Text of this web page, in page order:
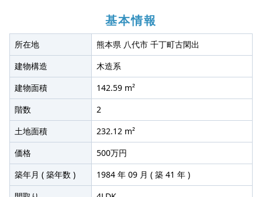
基本情報
所在地
熊本県 八代市 千丁町古閑出
建物構造
木造系
建物面積
142.59 m²
階数
2
土地面積
232.12 m²
価格
500万円
築年月 ( 築年数 )
1984 年 09 月 ( 築 41 年 )